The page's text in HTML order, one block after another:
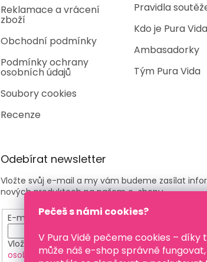
Pečeš s námi cookies?
V Pura Vidě pečeme cookies – díky
může náš e-shop správně fungovat,
Reklamace a vrácení
zboží
Obchodní podmínky
Podmínky ochrany
osobních údajů
Soubory cookies
Recenze
Pravidla
Kdo je Pura Vida
Ambasadorky
Tým Pura Vida
Odebírat newsletter
Vložte svůj e-mail a my vám budeme zasílat
nových produktech na našem e-shopu.
E-mail
Vložením e-mailu souhlasíte s podmínkami
osobních údajů